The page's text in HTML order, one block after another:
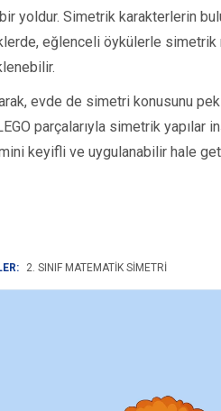
yoldur. Simetrik karakterlerin
eğlenceli öykülerle simetrik
evde de simetri konusunu
parçalarıyla simetrik yapılar
keyifli ve uygulanabilir hale
2. SINIF MATEMATIK SIMETRI